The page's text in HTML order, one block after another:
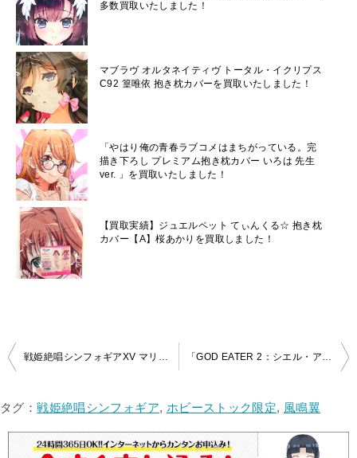
多数買取いたしました！
マブラヴ オルタネイティヴ トータル・イクリプス
C92 篁唯依 抱き枕カバーを買取いたしました！
「やはり俺の青春ラブコメはまちがっている。完
描き下ろし プレミアム抱き枕カバー いろは 先生
ver. 」を買取いたしました！
【買取実績】ジュエルペット てぃんくる☆ 抱き枕
カバー【A】桜あかりを買取しました！
投
ナ
タグ：戦姫絶唱シンフォギア, ホビーストック限定, 風鳴翼